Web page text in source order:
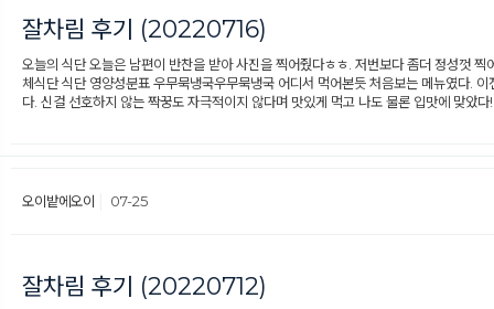
잘차림 후기 (20220716)
오늘의 식단 오늘은 남편이 반찬을 받아 사진을 찍어줬다ㅎㅎ. 저번보다 좀더 정성껏
체식단 식단 영양성분표 우무묵냉국우무묵냉국 어디서 먹어본듯 처음보는 메뉴였다.
다. 신걸 선호하지 않는 짝꿍도 자극적이지 않다며 맛있게 먹고 나도 물론 입맛에 맞았
오이밭에오이 07-25
잘차림 후기 (20220712)